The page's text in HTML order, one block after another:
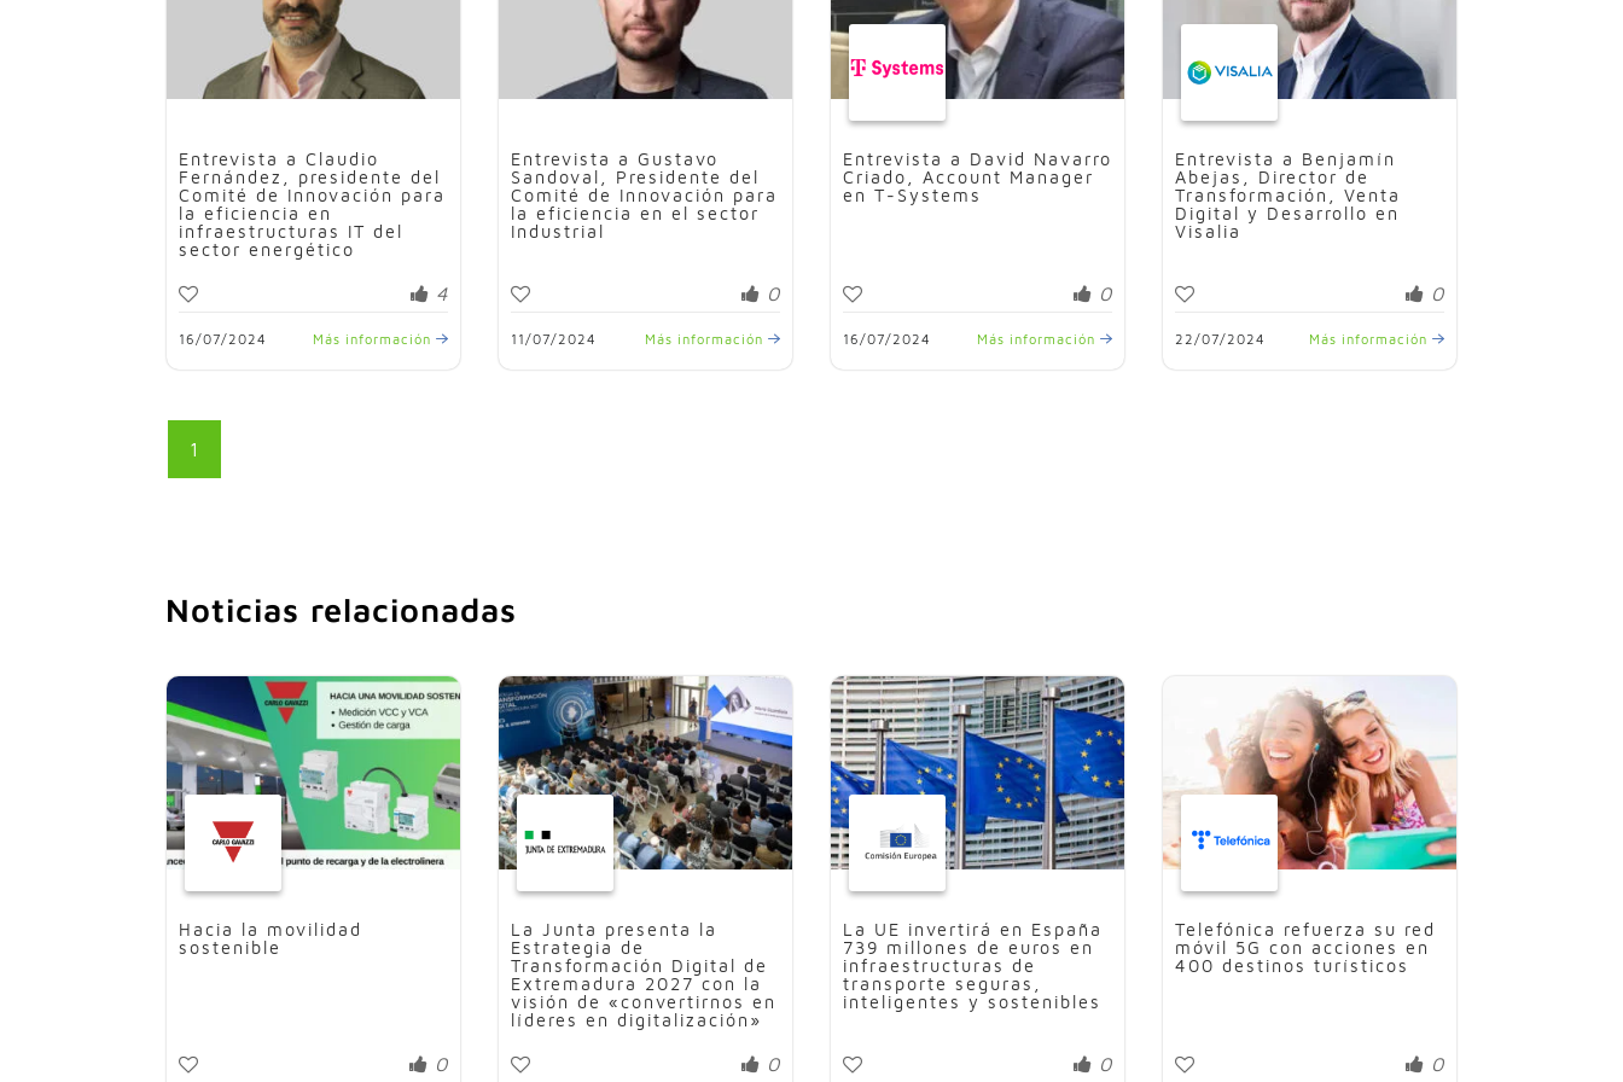
Entrevista a Claudio
Fernández, presidente del
Comité de Innovación para
la eficiencia en
infraestructuras IT del
sector energético
4
16/07/2024 Más información
Entrevista a Gustavo
Sandoval, Presidente del
Comité de Innovación para
la eficiencia en el sector
Industrial
0
11/07/2024 Más información
Entrevista a David Navarro
Criado, Account Manager
en T-Systems
0
16/07/2024 Más información
Entrevista a Benjamín
Abejas, Director de
Transformación, Venta
Digital y Desarrollo en
Visalia
0
22/07/2024 Más información
1
Noticias relacionadas
Hacia la movilidad
sostenible
0
La Junta presenta la
Estrategia de
Transformación Digital de
Extremadura 2027 con la
visión de «convertirnos en
líderes en digitalización»
0
La UE invertirá en España
739 millones de euros en
infraestructuras de
transporte seguras,
inteligentes y sostenibles
0
Telefónica refuerza su red
móvil 5G con acciones en
400 destinos turísticos
0